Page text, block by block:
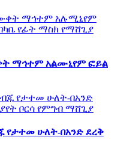
ማኅተም አልሙኒየም ፎይል
የታተመ ሁለት-በአንድ ደረቅ